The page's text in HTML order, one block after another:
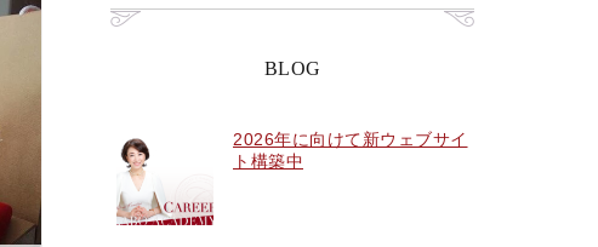
BLOG
2026年に向けて新ウェブサイ
ト構築中